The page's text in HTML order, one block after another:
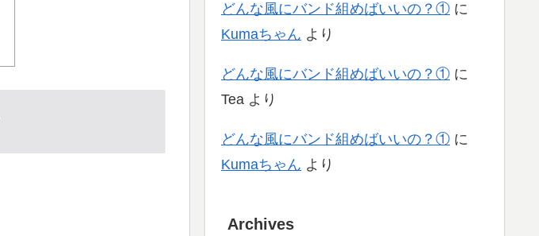
どんな風にバンド組めばいいの？① に
Kumaちゃん より
どんな風にバンド組めばいいの？① に
Tea より
どんな風にバンド組めばいいの？① に
Kumaちゃん より
Archives